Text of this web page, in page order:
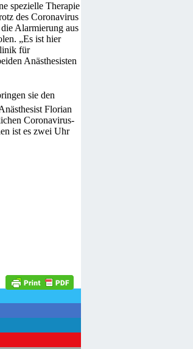
spezielle Therapie
des Coronavirus
Alarmierung aus
„Es ist hier
für
Anästhesisten
sie den
Florian
Coronavirus-
ist es zwei Uhr